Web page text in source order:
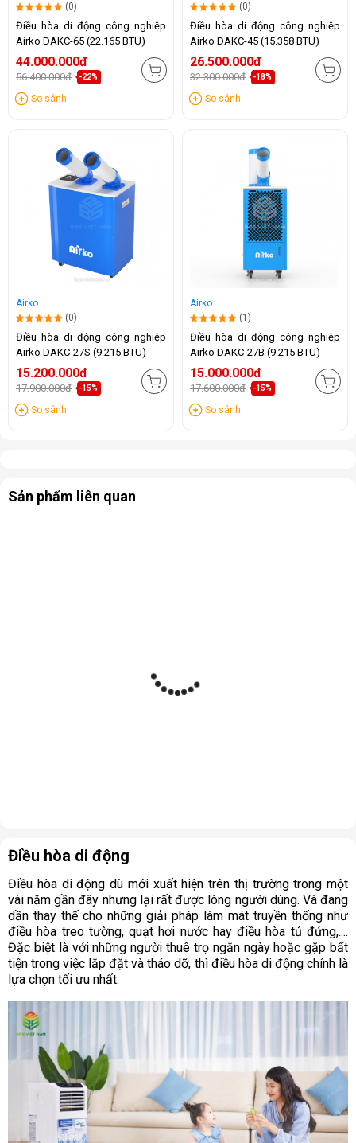
(0)
Điều hòa di động công nghiệp
Airko DAKC-65 (22.165 BTU)
44.000.000đ
56.400.000đ -22%
So sánh
(0)
Điều hòa di động công nghiệp
Airko DAKC-45 (15.358 BTU)
26.500.000đ
32.300.000đ -18%
So sánh
Airko
(0)
Điều hòa di động công nghiệp
Airko DAKC-27S (9.215 BTU)
15.200.000đ
17.900.000đ -15%
So sánh
Airko
(1)
Điều hòa di động công nghiệp
Airko DAKC-27B (9.215 BTU)
15.000.000đ
17.600.000đ -15%
So sánh
Sản phẩm liên quan
Điều hòa di động
Điều hòa di động dù mới xuất hiện trên thị trường trong một
vài năm gần đây nhưng lại rất được lòng người dùng. Và đang
dần thay thế cho những giải pháp làm mát truyền thống như
điều hòa treo tường, quạt hơi nước hay điều hòa tủ đứng,....
Đặc biệt là với những người thuê trọ ngắn ngày hoặc gặp bất
tiện trong việc lắp đặt và tháo dỡ, thì điều hòa di động chính là
lựa chọn tối ưu nhất.